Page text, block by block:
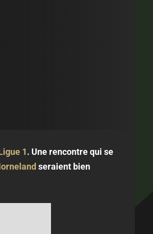
1. Une rencontre qui se
seraient bien